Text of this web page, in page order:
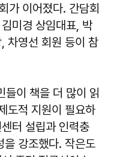
가 이어졌다. 간담회
미경 상임대표, 박
차영선 회원 등이 참
들이 책을 더 많이 읽
도적 지원이 필요하
터 설립과 인력충
을 강조했다. 작은도